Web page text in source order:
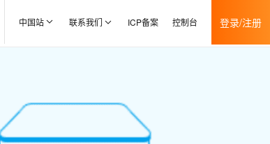
中国站 联系我们 ICP备案 控制台 登录/注册